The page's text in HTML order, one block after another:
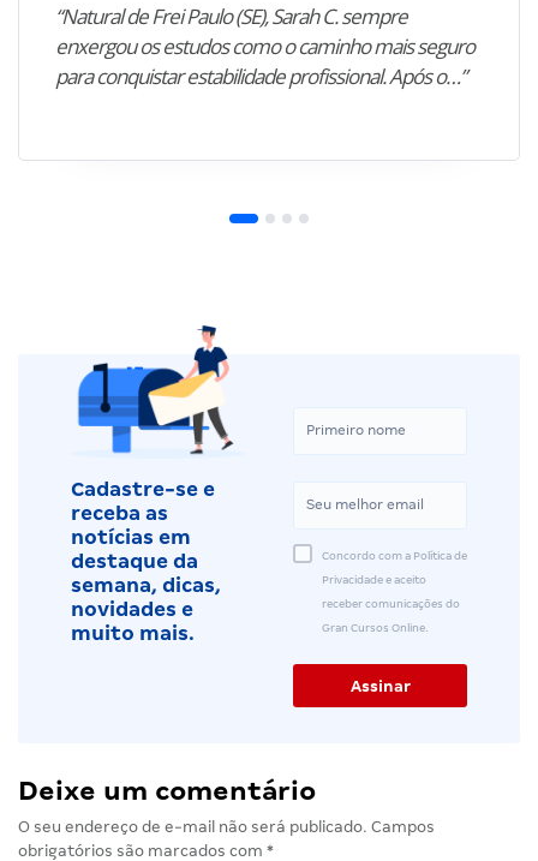
“Natural de Frei Paulo (SE), Sarah C. sempre
enxergou os estudos como o caminho mais seguro
para conquistar estabilidade profissional. Após o…”
Cadastre-se e
receba as
notícias em
destaque da
semana, dicas,
novidades e
muito mais.
Concordo com a Política de
Privacidade e aceito
receber comunicações do
Gran Cursos Online.
Deixe um comentário
O seu endereço de e-mail não será publicado. Campos
obrigatórios são marcados com *